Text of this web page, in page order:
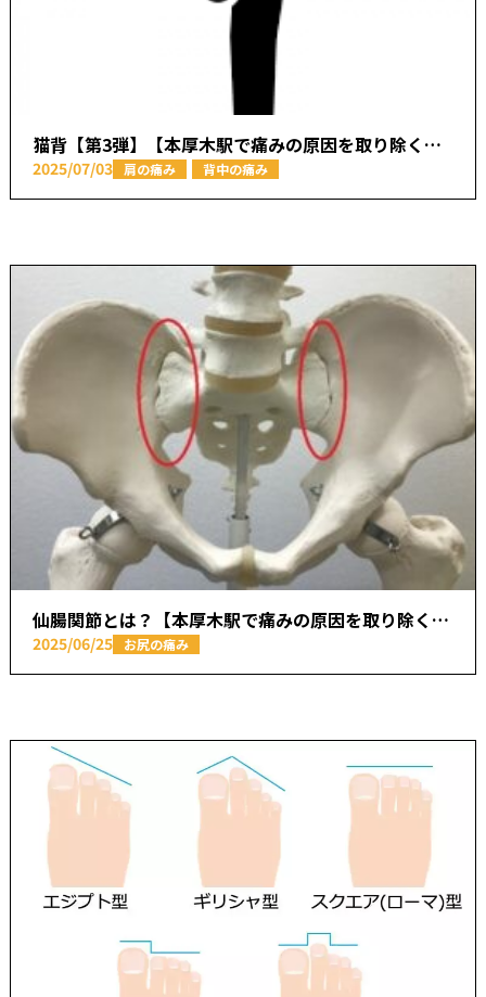
猫背【第3弾】【本厚木駅で痛みの原因を取り除く あかつき整骨院】
2025/07/03 肩の痛み 背中の痛み
仙腸関節とは？【本厚木駅で痛みの原因を取り除く あかつき整骨院】
2025/06/25 お尻の痛み